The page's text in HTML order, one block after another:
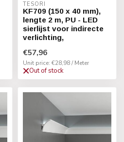
TESORI
KF709 (150 x 40 mm),
lengte 2 m, PU - LED
sierlijst voor indirecte
verlichting,
€57,96
Unit price: €28,98 / Meter
Out of stock